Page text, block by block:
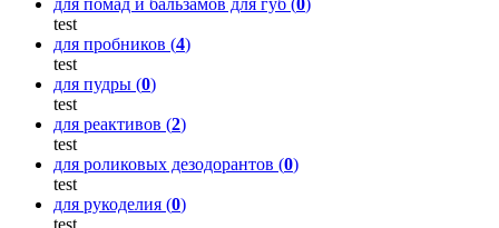
для помад и бальзамов для губ (0)
test
для пробников (4)
test
для пудры (0)
test
для реактивов (2)
test
для роликовых дезодорантов (0)
test
для рукоделия (0)
test